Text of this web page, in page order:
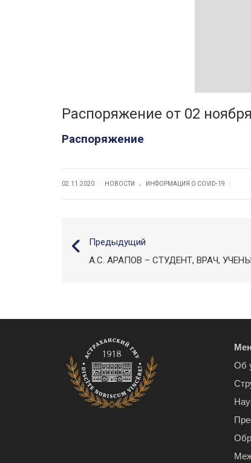
Распоряжение от 02
Распоряжение
02.11.2020 НОВОСТИ . ИНФОРМАЦИЯ О COVID-19
Предыдущий
А.С. АРАПОВ – СТУДЕНТ, ВРАЧ,
Об